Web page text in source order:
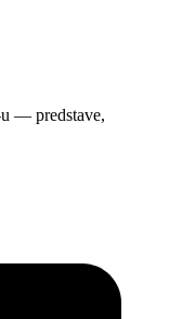
— predstave,